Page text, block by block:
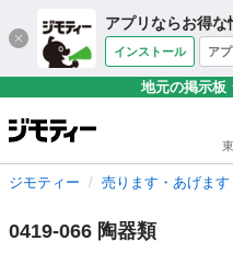
アプリならお得な
インストール ア
地元の掲示板
ジモティー 売ります・あげます
0419-066 陶器類